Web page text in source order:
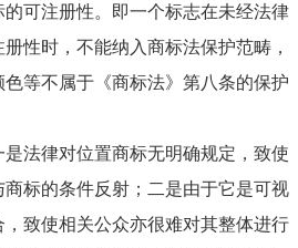
可注册性。即一个标志在未经法律
性时，不能纳入商标法保护范畴，
等不属于《商标法》第八条的保护
律对位置商标无明确规定，致使
标的条件反射；二是由于它是可视
致使相关公众亦很难对其整体进行